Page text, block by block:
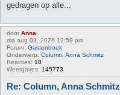
gedragen op alle...
door Anna
ma aug 03, 2026 12:59 pm
Forum: Gastenboek
Onderwerp: Column, Anna Schmitz
Reacties: 18
Weergaves: 145773
Re: Column, Anna Schmitz